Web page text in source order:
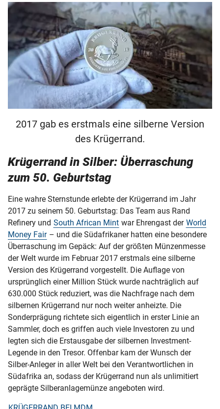
2017 gab es erstmals eine silberne Version
des Krügerrand.
Krügerrand in Silber: Überraschung
zum 50. Geburtstag
Eine wahre Sternstunde erlebte der Krügerrand im Jahr
2017 zu seinem 50. Geburtstag: Das Team aus Rand
Refinery und South African Mint war Ehrengast der World
Money Fair – und die Südafrikaner hatten eine besondere
Überraschung im Gepäck: Auf der größten Münzenmesse
der Welt wurde im Februar 2017 erstmals eine silberne
Version des Krügerrand vorgestellt. Die Auflage von
ursprünglich einer Million Stück wurde nachträglich auf
630.000 Stück reduziert, was die Nachfrage nach dem
silbernen Krügerrand nur noch weiter anheizte. Die
Sonderprägung richtete sich eigentlich in erster Linie an
Sammler, doch es griffen auch viele Investoren zu und
legten sich die Erstausgabe der silbernen Investment-
Legende in den Tresor. Offenbar kam der Wunsch der
Silber-Anleger in aller Welt bei den Verantwortlichen in
Südafrika an, sodass der Krügerrand nun als unlimitiert
geprägte Silberanlagemünze angeboten wird.